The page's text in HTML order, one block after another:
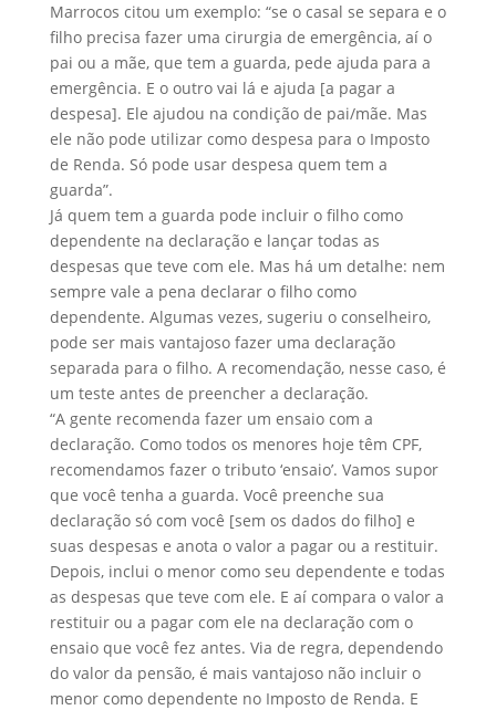
Marrocos citou um exemplo: “se o casal se separa e o
filho precisa fazer uma cirurgia de emergência, aí o
pai ou a mãe, que tem a guarda, pede ajuda para a
emergência. E o outro vai lá e ajuda [a pagar a
despesa]. Ele ajudou na condição de pai/mãe. Mas
ele não pode utilizar como despesa para o Imposto
de Renda. Só pode usar despesa quem tem a
guarda”.
Já quem tem a guarda pode incluir o filho como
dependente na declaração e lançar todas as
despesas que teve com ele. Mas há um detalhe: nem
sempre vale a pena declarar o filho como
dependente. Algumas vezes, sugeriu o conselheiro,
pode ser mais vantajoso fazer uma declaração
separada para o filho. A recomendação, nesse caso, é
um teste antes de preencher a declaração.
“A gente recomenda fazer um ensaio com a
declaração. Como todos os menores hoje têm CPF,
recomendamos fazer o tributo ‘ensaio’. Vamos supor
que você tenha a guarda. Você preenche sua
declaração só com você [sem os dados do filho] e
suas despesas e anota o valor a pagar ou a restituir.
Depois, inclui o menor como seu dependente e todas
as despesas que teve com ele. E aí compara o valor a
restituir ou a pagar com ele na declaração com o
ensaio que você fez antes. Via de regra, dependendo
do valor da pensão, é mais vantajoso não incluir o
menor como dependente no Imposto de Renda. E